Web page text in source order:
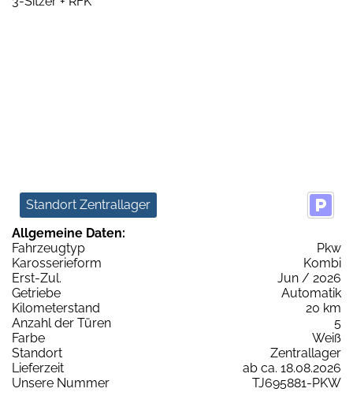
Standort Zentrallager
Allgemeine Daten:
Fahrzeugtyp
Pkw
Karosserieform
Kombi
Erst-Zul.
Jun / 2026
Getriebe
Automatik
Kilometerstand
20 km
Anzahl der Türen
5
Farbe
Weiß
Standort
Zentrallager
Lieferzeit
ab ca. 18.08.2026
Unsere Nummer
TJ695881-PKW